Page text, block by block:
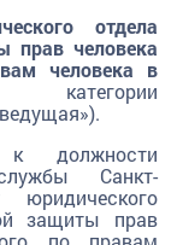
отдела
прав человека
человека в
категории
должности
Санкт-
юридического
защиты прав